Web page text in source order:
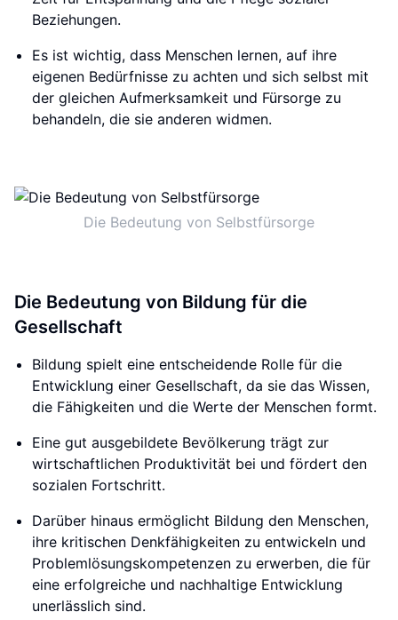
Beziehungen.
Es ist wichtig, dass Menschen lernen, auf ihre
eigenen Bedürfnisse zu achten und sich selbst mit
der gleichen Aufmerksamkeit und Fürsorge zu
behandeln, die sie anderen widmen.
Die Bedeutung von Selbstfürsorge
Die Bedeutung von Bildung für die
Gesellschaft
Bildung spielt eine entscheidende Rolle für die
Entwicklung einer Gesellschaft, da sie das Wissen,
die Fähigkeiten und die Werte der Menschen formt.
Eine gut ausgebildete Bevölkerung trägt zur
wirtschaftlichen Produktivität bei und fördert den
sozialen Fortschritt.
Darüber hinaus ermöglicht Bildung den Menschen,
ihre kritischen Denkfähigkeiten zu entwickeln und
Problemlösungskompetenzen zu erwerben, die für
eine erfolgreiche und nachhaltige Entwicklung
unerlässlich sind.